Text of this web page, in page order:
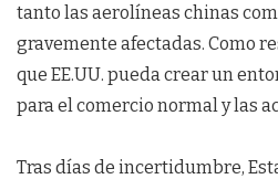
tanto las aerolíneas chinas
gravemente afectadas. Como
que EE.UU. pueda crear un
para el comercio normal y las
Tras días de incertidumbre,